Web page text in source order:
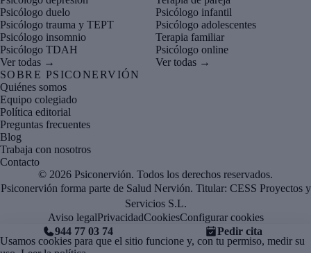
Psicólogo duelo
Psicólogo trauma y TEPT
Psicólogo insomnio
Psicólogo TDAH
Ver todas →
Psicólogo infantil
Psicólogo adolescentes
Terapia familiar
Psicólogo online
Ver todas →
SOBRE PSICONERVIÓN
Quiénes somos
Equipo colegiado
Política editorial
Preguntas frecuentes
Blog
Trabaja con nosotros
Contacto
© 2026 Psiconervión. Todos los derechos reservados.
Psiconervión forma parte de Salud Nervión. Titular: CESS Proyectos y
Servicios S.L.
Aviso legalPrivacidadCookiesConfigurar cookies
944 77 03 74
Pedir cita
Usamos cookies para que el sitio funcione y, con tu permiso, medir su